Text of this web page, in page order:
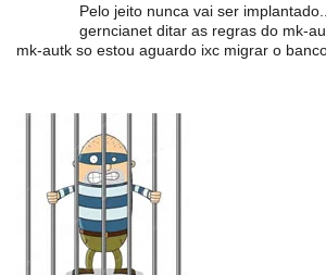
Pelo jeito nunca vai ser
gerncianet ditar as regras do mk-
mk-autk so estou aguardo ixc migrar o